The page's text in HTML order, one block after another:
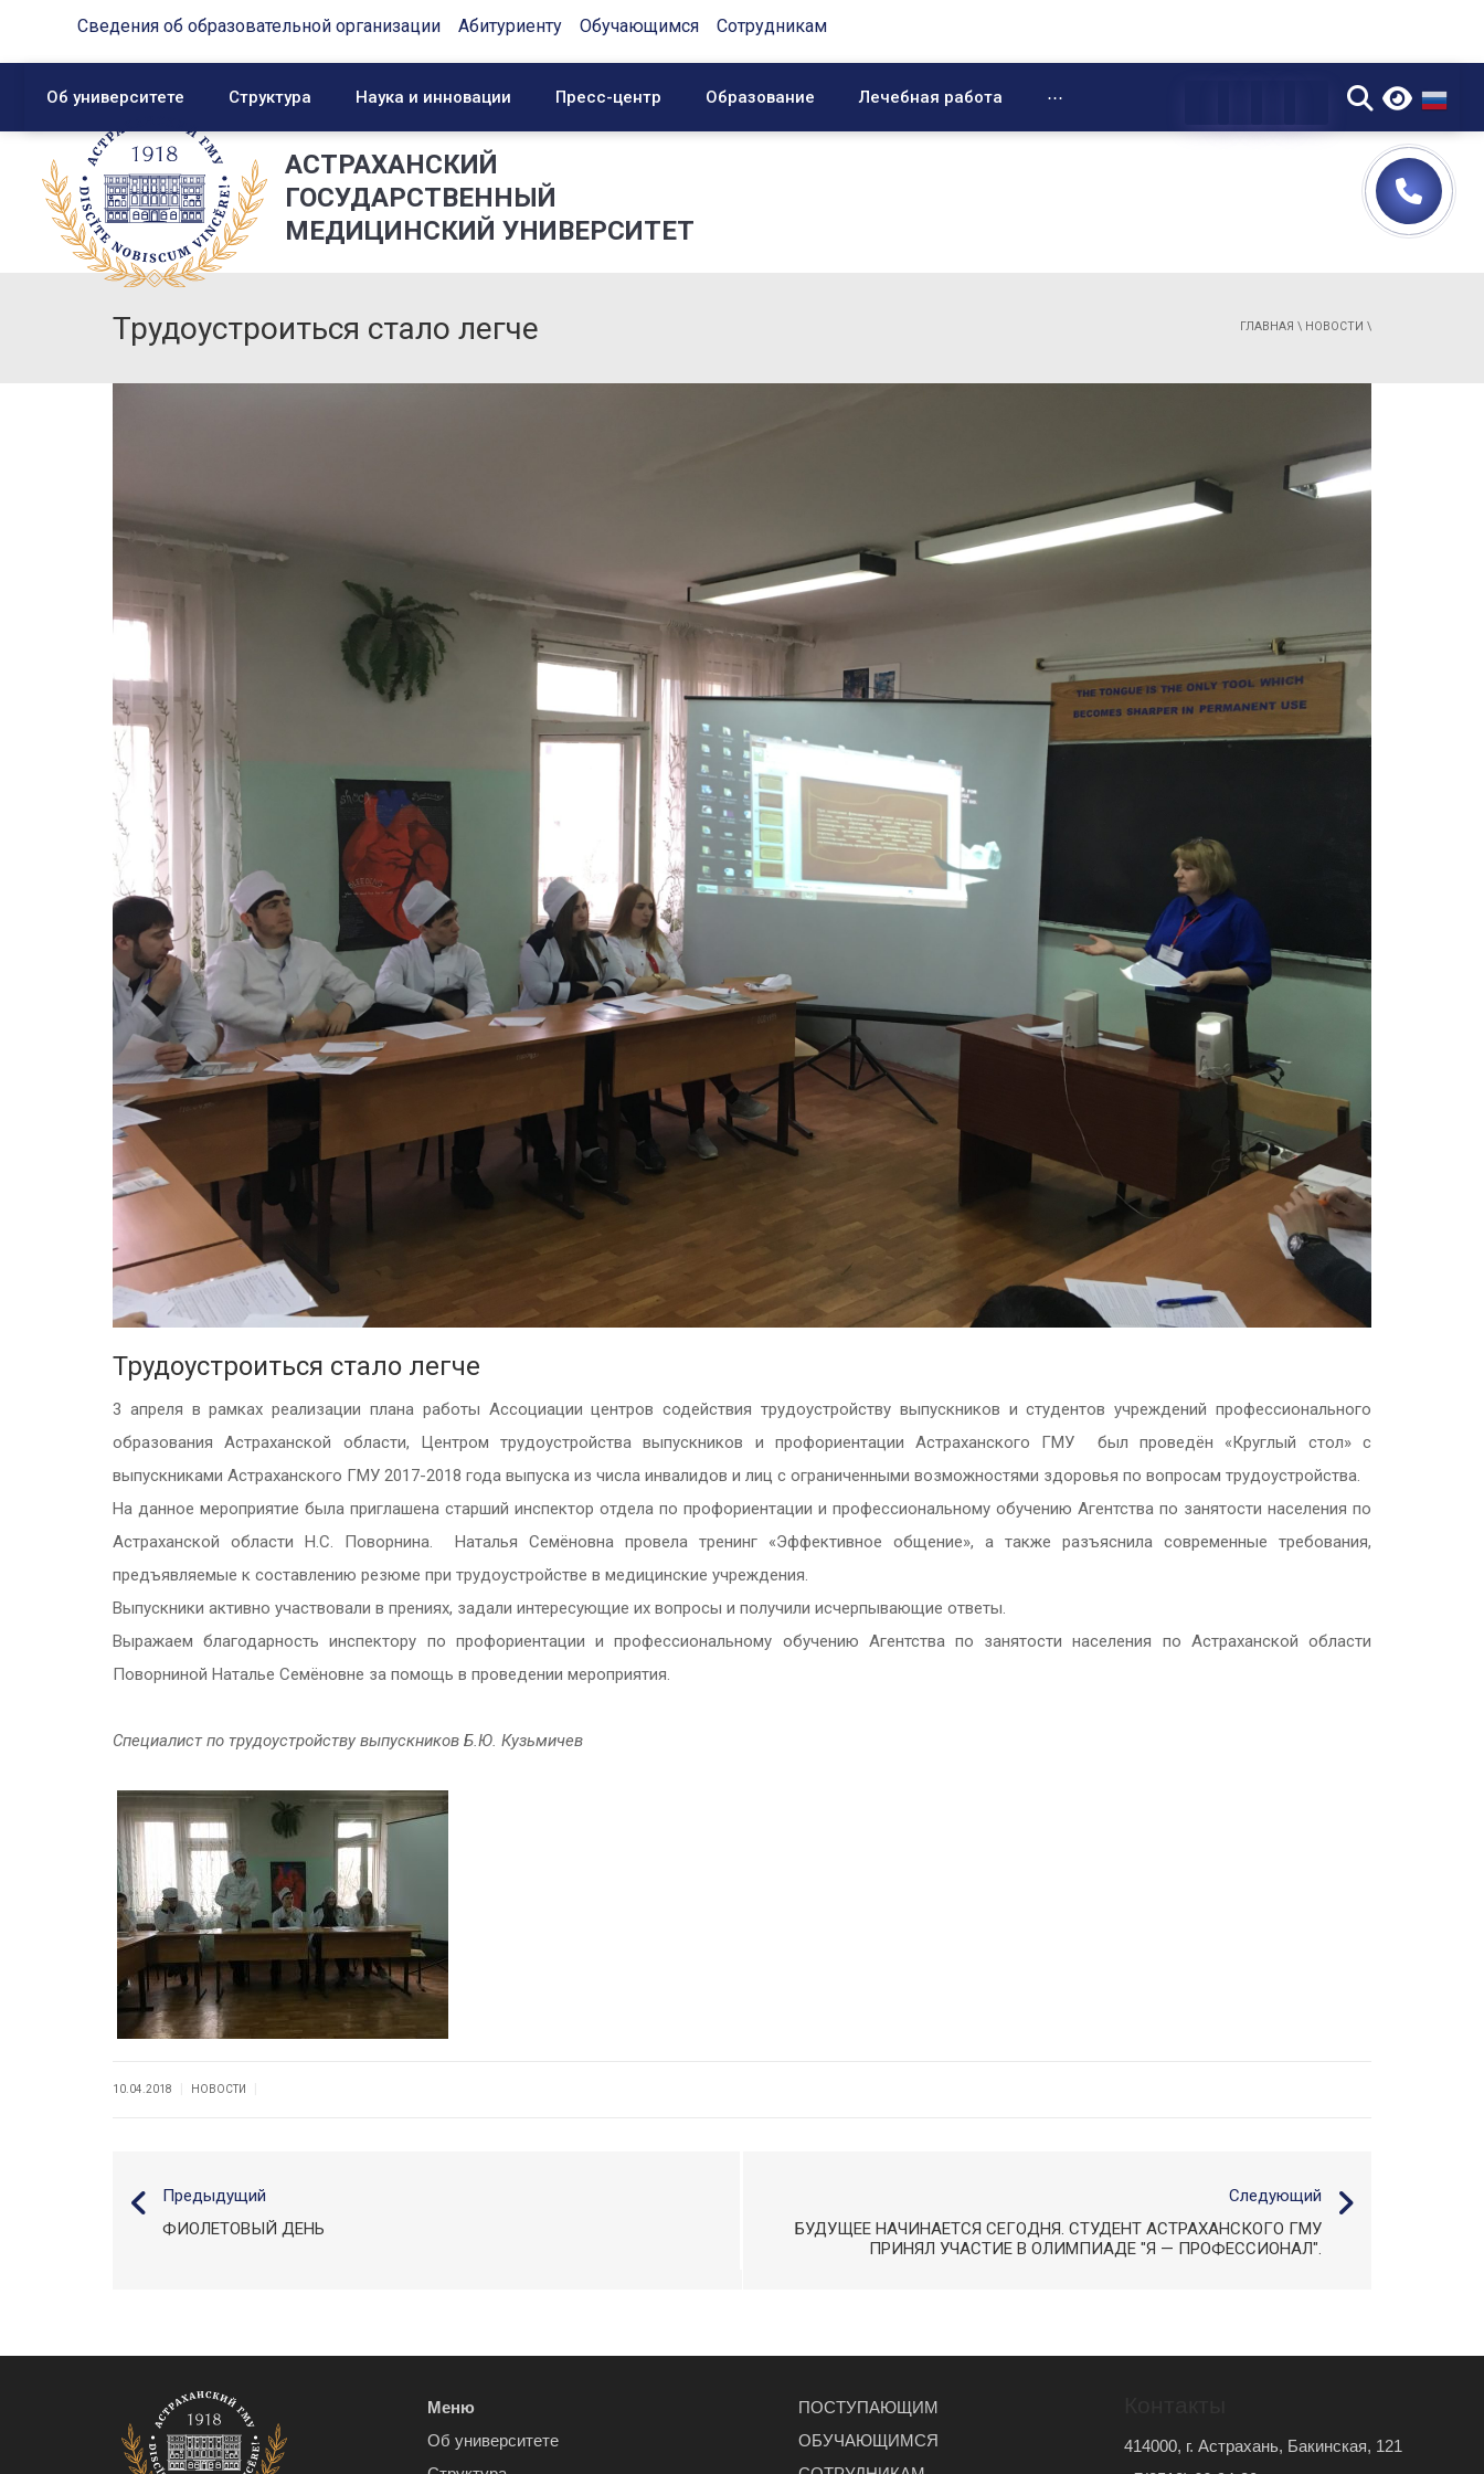
Сведения об образовательной организации Абитуриенту Обучающимся Сотрудникам
Об университете Структура Наука и инновации Пресс-центр Образование Лечебная работа ⋯ ▼
АСТРАХАНСКИЙ
ГОСУДАРСТВЕННЫЙ
МЕДИЦИНСКИЙ УНИВЕРСИТЕТ
Трудоустроиться стало легче ГЛАВНАЯ \ НОВОСТИ \
Трудоустроиться стало легче
3 апреля в рамках реализации плана работы Ассоциации центров содействия трудоустройству выпускников и студентов учреждений профессионального
образованияАстраханской области, Центром трудоустройства выпускников и профориентации Астраханского ГМУ был проведён «Круглый стол» с
выпускниками Астраханского ГМУ 2017-2018 года выпуска из числа инвалидов и лиц с ограниченными возможностями здоровья по вопросам трудоустройства.
На данное мероприятие была приглашена старший инспектор отдела по профориентации и профессиональному обучению Агентства по занятости населения по
Астраханской области Н.С. Поворнина. Наталья Семёновна провела тренинг «Эффективное общение», а также разъяснила современные требования,
предъявляемые к составлению резюме при трудоустройстве в медицинские учреждения.
Выпускники активно участвовали в прениях, задали интересующие их вопросы и получили исчерпывающие ответы.
Выражаем благодарность инспектору по профориентации и профессиональному обучению Агентства по занятости населения по Астраханской области
Поворниной Наталье Семёновне за помощь в проведении мероприятия.
Специалист по трудоустройству выпускников Б.Ю. Кузьмичев
10.04.2018 НОВОСТИ
Предыдущий
ФИОЛЕТОВЫЙ ДЕНЬ
Следующий
БУДУЩЕЕ НАЧИНАЕТСЯ СЕГОДНЯ. СТУДЕНТ АСТРАХАНСКОГО ГМУ
ПРИНЯЛ УЧАСТИЕ В ОЛИМПИАДЕ "Я — ПРОФЕССИОНАЛ".
Меню
Об университете
ПОСТУПАЮЩИМ
ОБУЧАЮЩИМСЯ
414000, г. Астрахань, Бакинская, 121